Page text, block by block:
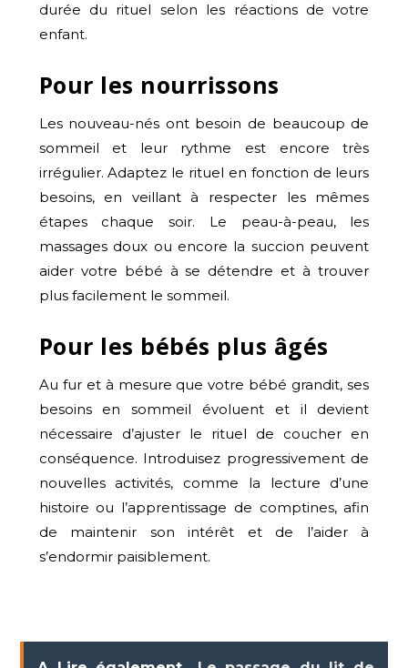
durée du rituel selon les réactions de votre
enfant.
Pour les nourrissons
Les nouveau-nés ont besoin de beaucoup de
sommeil et leur rythme est encore très
irrégulier. Adaptez le rituel en fonction de leurs
besoins, en veillant à respecter les mêmes
étapes chaque soir. Le peau-à-peau, les
massages doux ou encore la succion peuvent
aider votre bébé à se détendre et à trouver
plus facilement le sommeil.
Pour les bébés plus âgés
Au fur et à mesure que votre bébé grandit, ses
besoins en sommeil évoluent et il devient
nécessaire d’ajuster le rituel de coucher en
conséquence. Introduisez progressivement de
nouvelles activités, comme la lecture d’une
histoire ou l’apprentissage de comptines, afin
de maintenir son intérêt et de l’aider à
s’endormir paisiblement.